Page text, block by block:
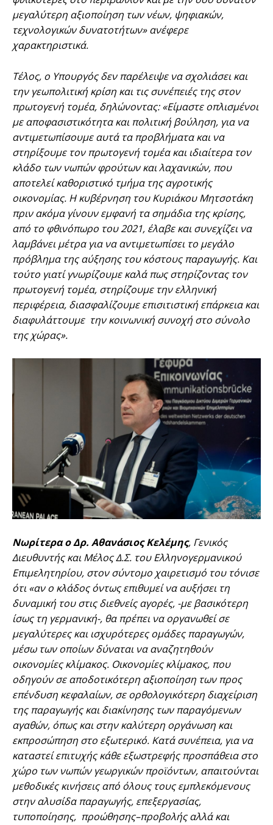
μεγαλύτερη αξιοποίηση των νέων, ψηφιακών,
τεχνολογικών δυνατοτήτων» ανέφερε
χαρακτηριστικά.
Τέλος, ο Υπουργός δεν παρέλειψε να σχολιάσει και
την γεωπολιτική κρίση και τις συνέπειές της στον
πρωτογενή τομέα, δηλώνοντας: «Είμαστε οπλισμένοι
με αποφασιστικότητα και πολιτική βούληση, για να
αντιμετωπίσουμε αυτά τα προβλήματα και να
στηρίξουμε τον πρωτογενή τομέα και ιδιαίτερα τον
κλάδο των νωπών φρούτων και λαχανικών, που
αποτελεί καθοριστικό τμήμα της αγροτικής
οικονομίας. Η κυβέρνηση του Κυριάκου Μητσοτάκη
πριν ακόμα γίνουν εμφανή τα σημάδια της κρίσης,
από το φθινόπωρο του 2021, έλαβε και συνεχίζει να
λαμβάνει μέτρα για να αντιμετωπίσει το μεγάλο
πρόβλημα της αύξησης του κόστους παραγωγής. Και
τούτο γιατί γνωρίζουμε καλά πως στηρίζοντας τον
πρωτογενή τομέα, στηρίζουμε την ελληνική
περιφέρεια, διασφαλίζουμε επισιτιστική επάρκεια και
διαφυλάττουμε την κοινωνική συνοχή στο σύνολο
της χώρας».
Νωρίτερα οΔρ. Αθανάσιος Κελέμης, Γενικός
Διευθυντής και Μέλος Δ.Σ. του Ελληνογερμανικού
Επιμελητηρίου, στον σύντομο χαιρετισμό του τόνισε
ότι «αν ο κλάδος όντως επιθυμεί να αυξήσει τη
δυναμική του στις διεθνείς αγορές, -με βασικότερη
ίσως τη γερμανική-, θα πρέπει να οργανωθεί σε
μεγαλύτερες και ισχυρότερες ομάδες παραγωγών,
μέσω των οποίων δύναται να αναζητηθούν
οικονομίες κλίμακος. Οικονομίες κλίμακος, που
οδηγούν σε αποδοτικότερη αξιοποίηση των προς
επένδυση κεφαλαίων, σε ορθολογικότερη διαχείριση
της παραγωγής και διακίνησης των παραγόμενων
αγαθών, όπως και στην καλύτερη οργάνωση και
εκπροσώπηση στο εξωτερικό. Κατά συνέπεια, για να
καταστεί επιτυχής κάθε εξωστρεφής προσπάθεια στο
χώρο των νωπών γεωργικών προϊόντων, απαιτούνται
μεθοδικές κινήσεις από όλους τους εμπλεκόμενους
στην αλυσίδα παραγωγής, επεξεργασίας,
τυποποίησης, προώθησης–προβολής αλλά και